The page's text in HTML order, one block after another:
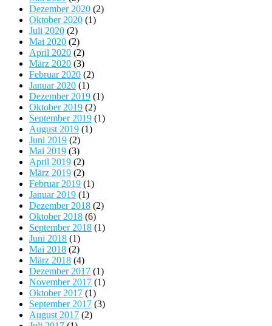
Dezember 2020 (2)
Oktober 2020 (1)
Juli 2020 (2)
Mai 2020 (2)
April 2020 (2)
März 2020 (3)
Februar 2020 (2)
Januar 2020 (1)
Dezember 2019 (1)
Oktober 2019 (2)
September 2019 (1)
August 2019 (1)
Juni 2019 (2)
Mai 2019 (3)
April 2019 (2)
März 2019 (2)
Februar 2019 (1)
Januar 2019 (1)
Dezember 2018 (2)
Oktober 2018 (6)
September 2018 (1)
Juni 2018 (1)
Mai 2018 (2)
März 2018 (4)
Dezember 2017 (1)
November 2017 (1)
Oktober 2017 (1)
September 2017 (3)
August 2017 (2)